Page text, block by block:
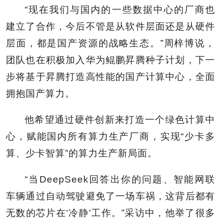
“现在我们与国内的一些数据中心的厂商也
建立了合作，今后不管是从软件层面还是从硬件
层面，都是国产资源的战略生态。”周梓博说，
团队也在积极加入华为鲲鹏昇腾种子计划，下一
步将基于昇腾打造高性能的国产计算中心，全面
拥抱国产算力。
他希望通过硬件创新来打造一个绿色计算中
心，赋能国内所有算力生产厂商，实现“少卡多
算、少卡智算”的算力生产新局面。
“当DeepSeek回答出你的问题、智能网联
车辆通过自动驾驶避免了一场车祸，这背后都有
无数的芯片在‘冷静’工作。”采访中，他举了很多